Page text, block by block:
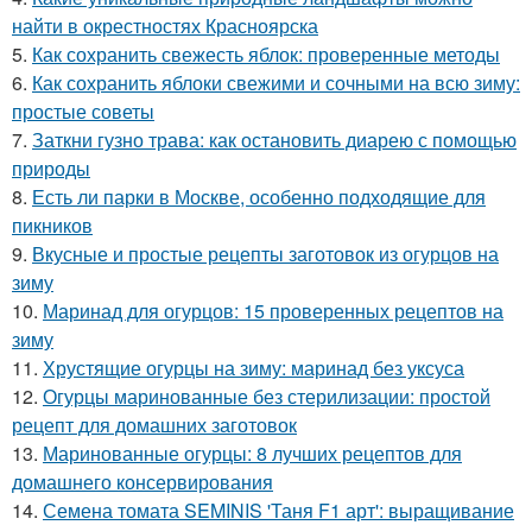
найти в окрестностях Красноярска
5. Как сохранить свежесть яблок: проверенные методы
6. Как сохранить яблоки свежими и сочными на всю зиму:
простые советы
7. Заткни гузно трава: как остановить диарею с помощью
природы
8. Есть ли парки в Москве, особенно подходящие для
пикников
9. Вкусные и простые рецепты заготовок из огурцов на
зиму
10. Маринад для огурцов: 15 проверенных рецептов на
зиму
11. Хрустящие огурцы на зиму: маринад без уксуса
12. Огурцы маринованные без стерилизации: простой
рецепт для домашних заготовок
13. Маринованные огурцы: 8 лучших рецептов для
домашнего консервирования
14. Семена томата SEMINIS 'Таня F1 арт': выращивание